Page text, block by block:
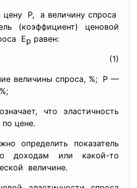
цену Р, а величину спроса
(коэффициент) ценовой
Ер равен:
(1)
величины спроса, %; Р —
что эластичность
цене.
определить показатель
доходам или какой-то
величине.